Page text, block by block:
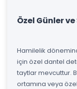
Özel Günler ve
Hamilelik
için özel dantel
taytlar mevcuttur.
ortamına veya